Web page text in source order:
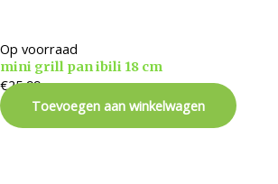
Op voorraad
mini grill pan ibili 18 cm
€25,99
Toevoegen aan winkelwagen